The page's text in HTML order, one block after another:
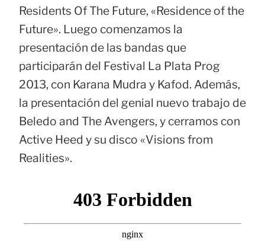
Residents Of The Future, «Residence of the
Future». Luego comenzamos la
presentación de las bandas que
participarán del Festival La Plata Prog
2013, con Karana Mudra y Kafod. Además,
la presentación del genial nuevo trabajo de
Beledo and The Avengers, y cerramos con
Active Heed y su disco «Visions from
Realities».